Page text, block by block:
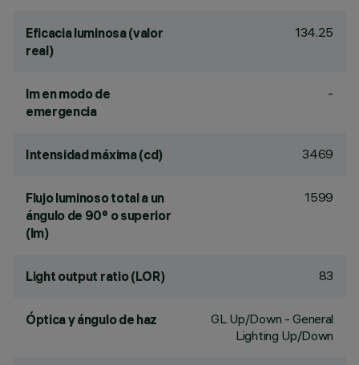
Eficacia luminosa (valor
real)
134.25
lm en modo de
emergencia
-
Intensidad máxima (cd) 3469
Flujo luminoso total a un
ángulo de 90° o superior
(lm)
1599
Light output ratio (LOR) 83
Óptica y ángulo de haz
GL Up/Down - General
Lighting Up/Down